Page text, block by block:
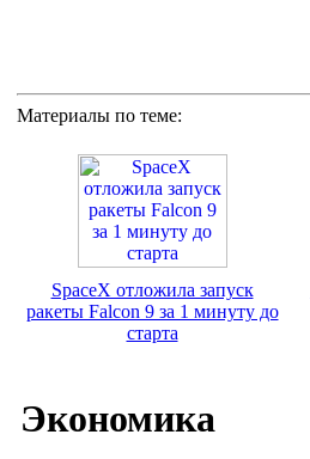
Материалы по теме:
SpaceX отложила запуск
ракеты Falcon 9 за 1 минуту до
старта
Экономика